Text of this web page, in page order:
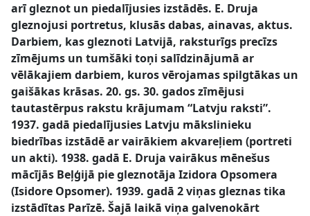
arī gleznot un piedalījusies izstādēs. E. Druja
gleznojusi portretus, klusās dabas, ainavas, aktus.
Darbiem, kas gleznoti Latvijā, raksturīgs precīzs
zīmējums un tumšāki toņi salīdzinājumā ar
vēlākajiem darbiem, kuros vērojamas spilgtākas un
gaišākas krāsas. 20. gs. 30. gados zīmējusi
tautastērpus rakstu krājumam “Latvju raksti”.
1937. gadā piedalījusies Latvju mākslinieku
biedrības izstādē ar vairākiem akvareļiem (portreti
un akti). 1938. gadā E. Druja vairākus mēnešus
mācījās Beļģijā pie gleznotāja Izidora Opsomera
(Isidore Opsomer). 1939. gadā 2 viņas gleznas tika
izstādītas Parīzē. Šajā laikā viņa galvenokārt